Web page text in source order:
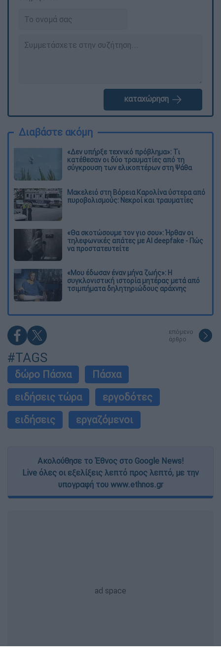
καταχώρηση
Διαβάστε ακόμη
«Δεν υπήρξε τεχνικό πρόβλημα»: Τι
κατέθεσαν οι δύο τραυματίες από τη
σύγκρουση των ελικοπτέρων στη Ψάθα
Μακελειό στη Βόρεια Καρολίνα ύστερα από
πυροβολισμούς: Νεκροί και τραυματίες
«Θα σκοτώσουμε τον γιο σου»: Ήρθαν οι
τηλεφωνικές απάτες με AI deepfake - Πώς
να προστατευτείτε
«Μου έδωσαν έναν μήνα ζωής»: Η
συγκλονιστική ιστορία μητέρας μετά από
τσιμπήματα δηλητηριώδους αράχνης
επόμενο
άρθρο
#TAGS
δώρο Πάσχα
Πάσχα
ειδήσεις τώρα
εργοδότες
ειδήσεις
εργαζόμενοι
Ακολούθησε το Έθνος στο Google News!
Live όλες οι εξελίξεις λεπτό προς λεπτό, με την
υπογραφή του www.ethnos.gr